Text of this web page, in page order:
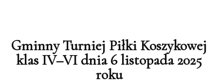
Gminny Turniej Piłki Koszykowej
klas IV–VI dnia 6 listopada 2025
roku